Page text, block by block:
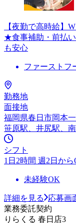
【夜勤で高時給】
★食事補助・前払
も安心
ファーストフ
勤務地
面接地
福岡県春日市岡本
笹原駅、井尻駅、
シフト
1日2時間 週2日から
未経験OK
詳細を見る
応募画
業務委託契約
りらくる 春日店3